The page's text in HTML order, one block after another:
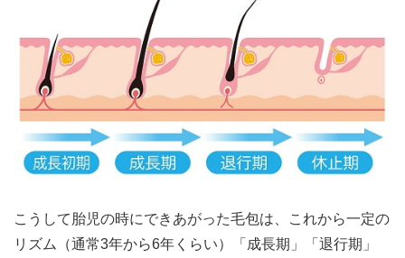
こうして胎児の時にできあがった毛包は、これから一定の
リズム（通常3年から6年くらい）「成長期」「退行期」